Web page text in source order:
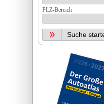
PLZ-Bereich